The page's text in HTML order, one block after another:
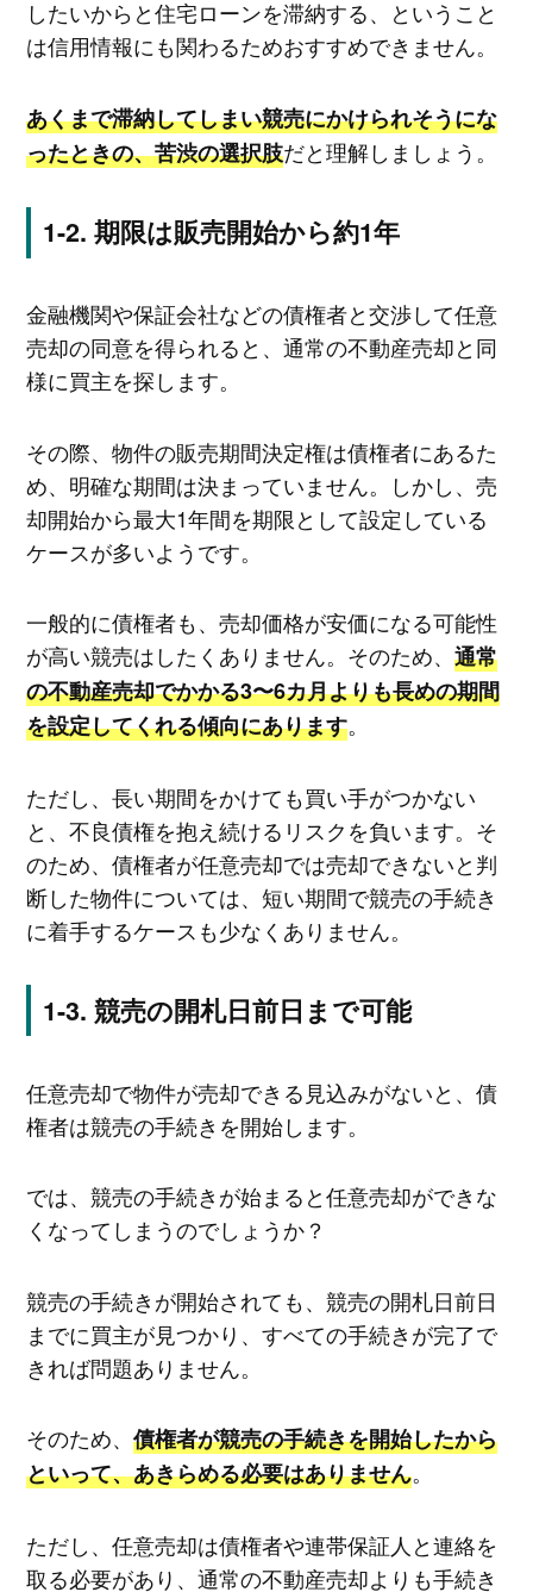
したいからと住宅ローンを滞納する、ということ
は信用情報にも関わるためおすすめできません。
あくまで滞納してしまい競売にかけられそうにな
ったときの、苦渋の選択肢だと理解しましょう。
期限は販売開始から約1年
金融機関や保証会社などの債権者と交渉して任意
売却の同意を得られると、通常の不動産売却と同
様に買主を探します。
その際、物件の販売期間決定権は債権者にあるた
め、明確な期間は決まっていません。しかし、売
却開始から最大1年間を期限として設定している
ケースが多いようです。
一般的に債権者も、売却価格が安価になる可能性
が高い競売はしたくありません。そのため、 通常
の不動産売却でかかる3〜6カ月よりも長めの期間
を設定してくれる傾向にあります。
ただし、長い期間をかけても買い手がつかない
と、不良債権を抱え続けるリスクを負います。そ
のため、債権者が任意売却では売却できないと判
断した物件については、短い期間で競売の手続き
に着手するケースも少なくありません。
競売の開札日前日まで可能
任意売却で物件が売却できる見込みがないと、債
権者は競売の手続きを開始します。
では、競売の手続きが始まると任意売却ができな
くなってしまうのでしょうか？
競売の手続きが開始されても、競売の開札日前日
までに買主が見つかり、すべての手続きが完了で
きれば問題ありません。
そのため、 債権者が競売の手続きを開始したから
といって、あきらめる必要はありません。
ただし、任意売却は債権者や連帯保証人と連絡を
取る必要があり、通常の不動産売却よりも手続き